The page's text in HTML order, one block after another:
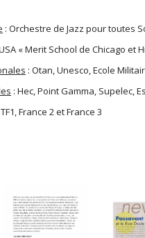
: Orchestre de Jazz pour toutes
« Merit School de Chicago et
: Otan, Unesco, Ecole
: Hec, Point Gamma, Supelec,
TF1, France 2 et France 3